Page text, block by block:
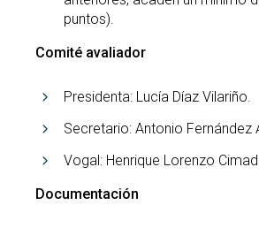
puntos).
Comité avaliador
Presidenta: Lucía Díaz Vilariño.
Secretario: Antonio Fernández
Vogal: Henrique Lorenzo
Documentación